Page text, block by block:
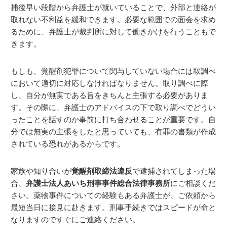
捕後早い段階から弁護士が就いていることで、外部と連絡が
取れない不利益を緩和できます。必要な範囲での面会を求め
るために、弁護士が裁判所に対して働きかけを行うこともで
きます。
もしも、覚醒剤犯罪について関与していない場合には取調べ
において適切に対応しなければなりません。取り調べに際
し、自分が無実である旨をきちんと主張する必要がありま
す。その際に、弁護士のアドバイスの下で取り調べでどうい
ったことを話すのか事前に打ち合わせることが重要です。自
分では無実の主張をしたと思っていても、有罪の書類が作成
されている恐れがあるからです。
家族や知り合いが覚醒剤取締法違反で逮捕されてしまった場
合、弁護士法人あいち刑事事件総合法律事務所にご相談くだ
さい。薬物事件についての経験もある弁護士が、ご依頼から
最短当日に接見に赴きます。刑事手続きではスピードが命と
なりますのですぐにご連絡ください。